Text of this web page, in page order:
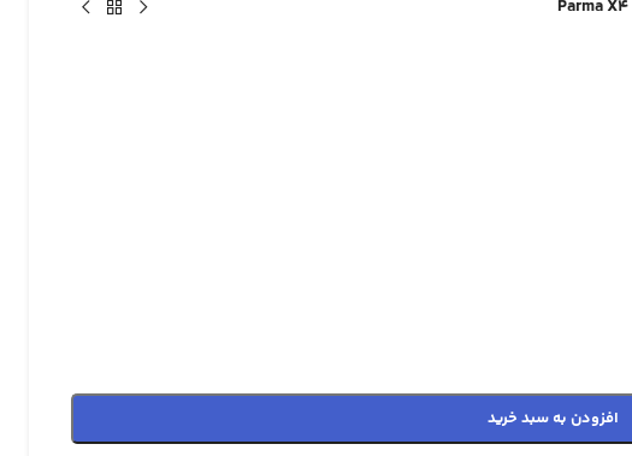
افزودن به سبد خرید